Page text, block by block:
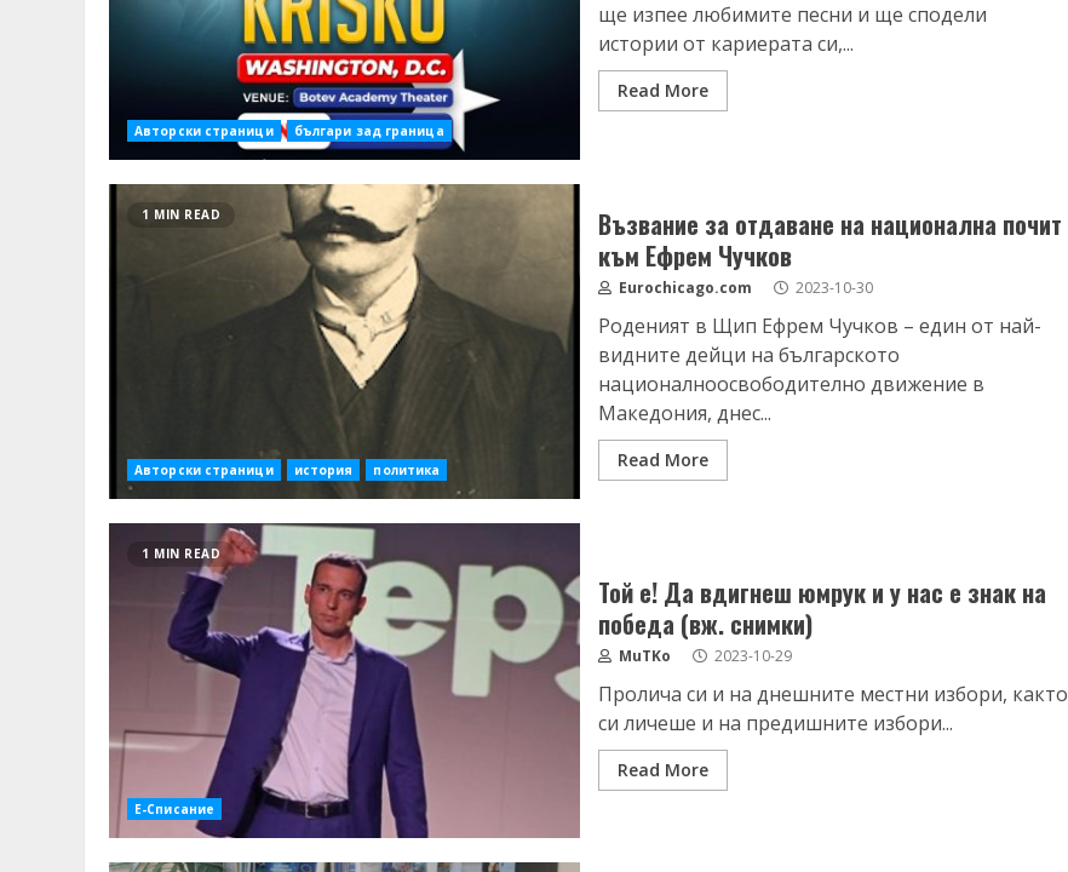
Авторски страници българи зад граница
ще изпее любимите песни и ще сподели
истории от кариерата си,...
Read More
1 MIN READ
Авторски страници история политика
Възвание за отдаване на национална почит
към Ефрем Чучков
Eurochicago.com 2023-10-30
Роденият в Щип Ефрем Чучков – един от най-
видните дейци на българското
националноосвободително движение в
Македония, днес...
Read More
1 MIN READ
Е-Списание
Той е! Да вдигнеш юмрук и у нас е знак на
победа (вж. снимки)
MuTKo 2023-10-29
Пролича си и на днешните местни избори, както
си личеше и на предишните избори...
Read More